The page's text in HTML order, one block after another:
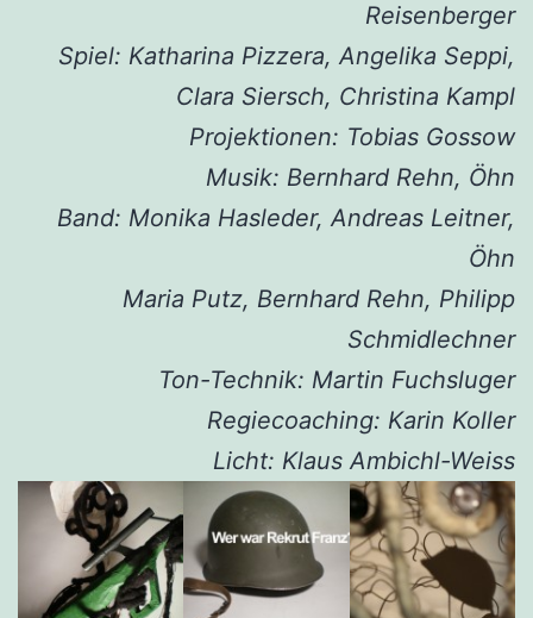
Reisenberger
Spiel: Katharina Pizzera, Angelika Seppi,
Clara Siersch, Christina Kampl
Projektionen: Tobias Gossow
Musik: Bernhard Rehn, Öhn
Band: Monika Hasleder, Andreas Leitner,
Öhn
Maria Putz, Bernhard Rehn, Philipp
Schmidlechner
Ton-Technik: Martin Fuchsluger
Regiecoaching: Karin Koller
Licht: Klaus Ambichl-Weiss